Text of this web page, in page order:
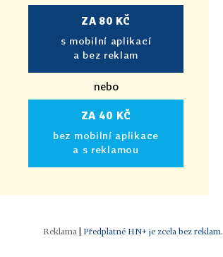
ZA 80 KČ
s mobilní aplikací
a bez reklam
nebo
ZA 40 KČ
bez mobilní aplikace
a s reklamou
| Předplatné HN+ je zcela bez reklam.